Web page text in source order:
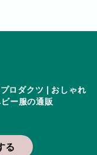
ロダクツ | おしゃれ
ー服の通販
る